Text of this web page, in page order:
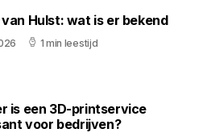
Hulst: wat is er bekend
1 min leestijd
is een 3D-printservice
voor bedrijven?